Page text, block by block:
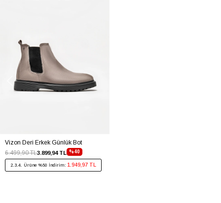
Vizon Deri Erkek Günlük Bot
%40
3.899,94 TL
6.499,90 TL
2.3.4. Ürüne %50 İndirim: 1.949,97 TL